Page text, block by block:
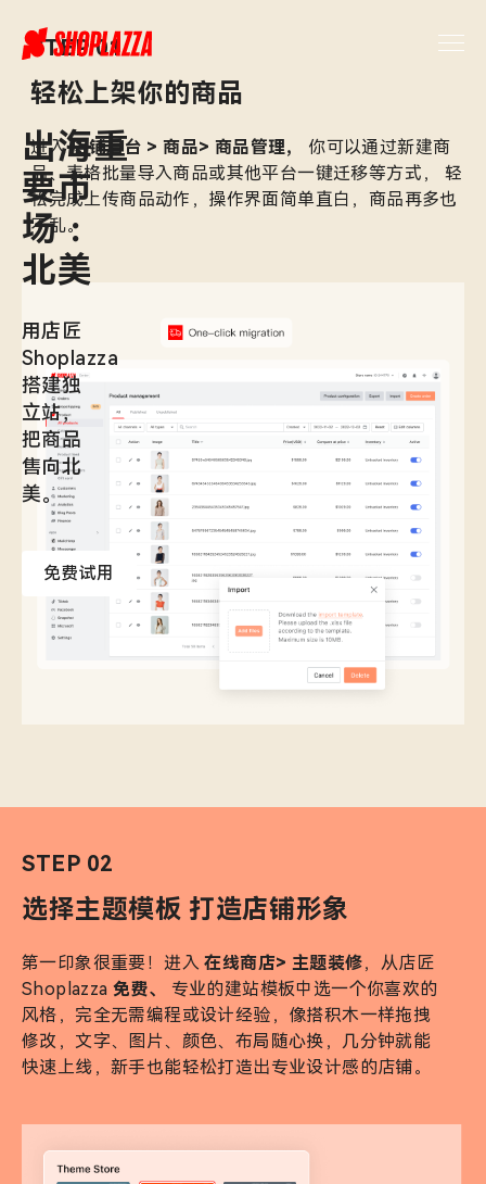
出海重
要市
场 ：
北美
用店匠
Shoplazza
搭建独
立站，
把商品
售向北
美。
免费试用
STEP 01
轻松上架你的商品
进入店铺后台 > 商品> 商品管理，
你可以通过新建商
品、表格批量导入商品或其他平台一键迁移等方式， 轻
松完成上传商品动作，操作界面简单直白，商品再多也
不乱。
STEP 02
选择主题模板 打造店铺形象
第一印象很重要！进入 在线商店> 主题装修，从店匠
Shoplazza 免费、
专业的建站模板中选一个你喜欢的
风格，完全无需编程或设计经验，像搭积木一样拖拽
修改，文字、图片、颜色、布局随心换，几分钟就能
快速上线，新手也能轻松打造出专业设计感的店铺。